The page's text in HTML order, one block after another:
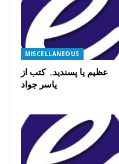
MISCELLANEOUS
عظیم یا پسندیدہ کتب از
یاسر جواد